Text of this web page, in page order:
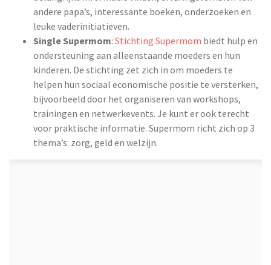
andere papa’s, interessante boeken, onderzoeken en
leuke vaderinitiatieven.
Single Supermom: Stichting Supermom biedt hulp en
ondersteuning aan alleenstaande moeders en hun
kinderen. De stichting zet zich in om moeders te
helpen hun sociaal economische positie te versterken,
bijvoorbeeld door het organiseren van workshops,
trainingen en netwerkevents. Je kunt er ook terecht
voor praktische informatie. Supermom richt zich op 3
thema’s: zorg, geld en welzijn.